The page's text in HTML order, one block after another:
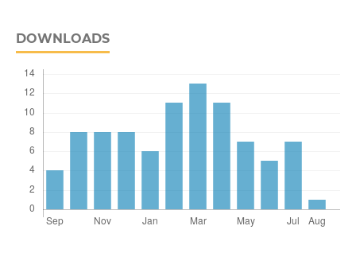
DOWNLOADS